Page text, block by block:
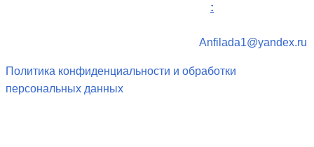
:
Anfilada1@yandex.ru
Политика конфиденциальности и обработки
персональных данных